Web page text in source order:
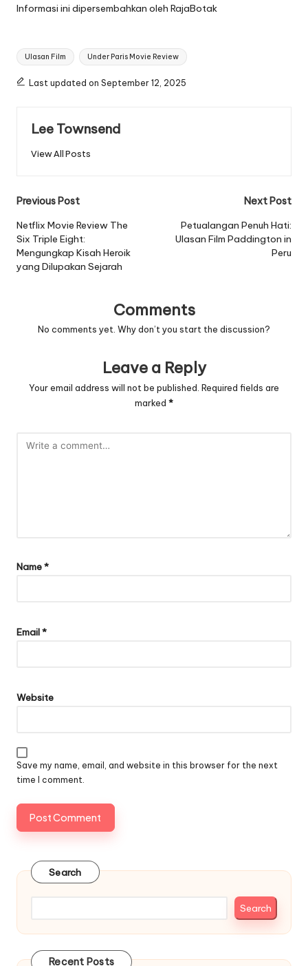
Informasi ini dipersembahkan oleh RajaBotak
Tags:
Ulasan Film Under Paris Movie Review
Last updated on September 12, 2025
Lee Townsend
View All Posts
Post
navigation
Previous Post
Netflix Movie Review The
Six Triple Eight:
Mengungkap Kisah Heroik
yang Dilupakan Sejarah
Next Post
Petualangan Penuh Hati:
Ulasan Film Paddington in
Peru
Comments
No comments yet. Why don’t you start the discussion?
Leave a Reply
Your email address will not be published. Required fields are
marked *
Name*
Email*
Website
Save my name, email, and website in this browser for the next
time I comment.
Search
Search
Recent Posts